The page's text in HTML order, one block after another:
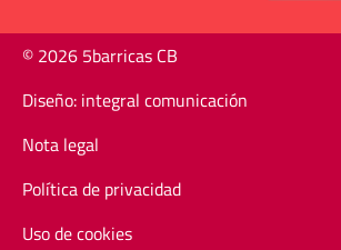
© 2026 5barricas CB
Diseño: integral comunicación
Nota legal
Política de privacidad
Uso de cookies